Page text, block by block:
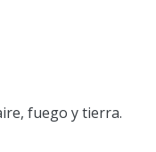
fuego y tierra.